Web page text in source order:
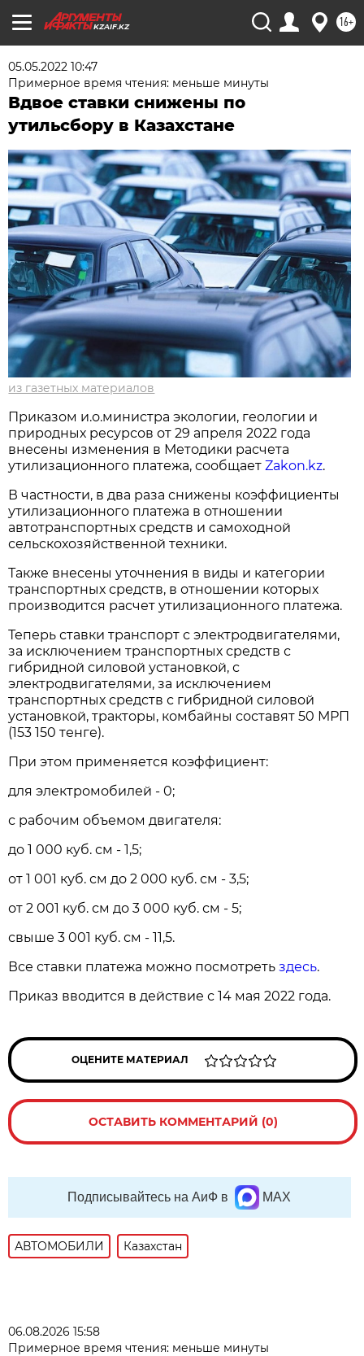
KZAIF.KZ 16+
05.05.2022 10:47
Примерное время чтения: меньше минуты
Вдвое ставки снижены по
утильсбору в Казахстане
из газетных материалов
Приказом и.о.министра экологии, геологии и
природных ресурсов от 29 апреля 2022 года
внесены изменения в Методики расчета
утилизационного платежа, сообщаетZakon.kz.
В частности, в два раза снижены коэффициенты
утилизационного платежа в отношении
автотранспортных средств и самоходной
сельскохозяйственной техники.
Также внесены уточнения в виды и категории
транспортных средств, в отношении которых
производится расчет утилизационного платежа.
Теперь ставки транспорт с электродвигателями,
за исключением транспортных средств с
гибридной силовой установкой, с
электродвигателями, за исключением
транспортных средств с гибридной силовой
установкой, тракторы, комбайны составят 50 МРП
(153 150 тенге).
При этом применяется коэффициент:
для электромобилей - 0;
с рабочим объемом двигателя:
до 1 000 куб. см - 1,5;
от 1 001 куб. см до 2 000 куб. см - 3,5;
от 2 001 куб. см до 3 000 куб. см - 5;
свыше 3 001 куб. см - 11,5.
Все ставки платежа можно посмотретьздесь.
Приказ вводится в действие с 14 мая 2022 года.
ОЦЕНИТЕ МАТЕРИАЛ
ОСТАВИТЬ КОММЕНТАРИЙ (0)
Подписывайтесь на АиФ в MAX
АВТОМОБИЛИ Казахстан
06.08.2026 15:58
Примерное время чтения: меньше минуты